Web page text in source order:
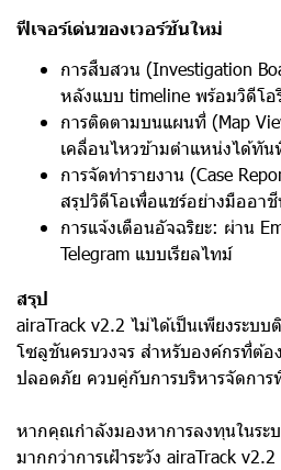
ฟีเจอร์เด่นของเวอร์ชันใหม่
การสืบสวน (Investigation
หลังแบบ timeline พร้อมวิดีโอ
การติดตามบนแผนที่ (Map
เคลื่อนไหวข้ามตำแหน่งได้ทัน
การจัดทำรายงาน (Case
สรุปวิดีโอเพื่อแชร์อย่างมืออา
การแจ้งเตือนอัจฉริยะ: ผ่าน
Telegram แบบเรียลไทม์
สรุป
airaTrack v2.2 ไม่ได้เป็นเพียงระบ
โซลูชันครบวงจร สำหรับองค์กรที่ต้อ
ปลอดภัย ควบคู่กับการบริหารจัดกา
หากคุณกำลังมองหาการลงทุนในร
มากกว่าการเฝ้าระวัง airaTrack